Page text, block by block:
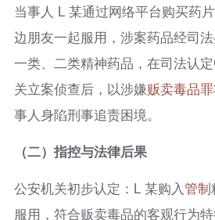
当事人 L 某通过网络平台购买药
边朋友一起服用，涉案药品经司
一类、二类精神药品，在司法认
关立案侦查后，以涉嫌贩卖毒品罪
事人身陷刑事追责困境。
（二）指控与法律后果
公安机关初步认定：L 某购入管制
服用，符合贩卖毒品的客观行为